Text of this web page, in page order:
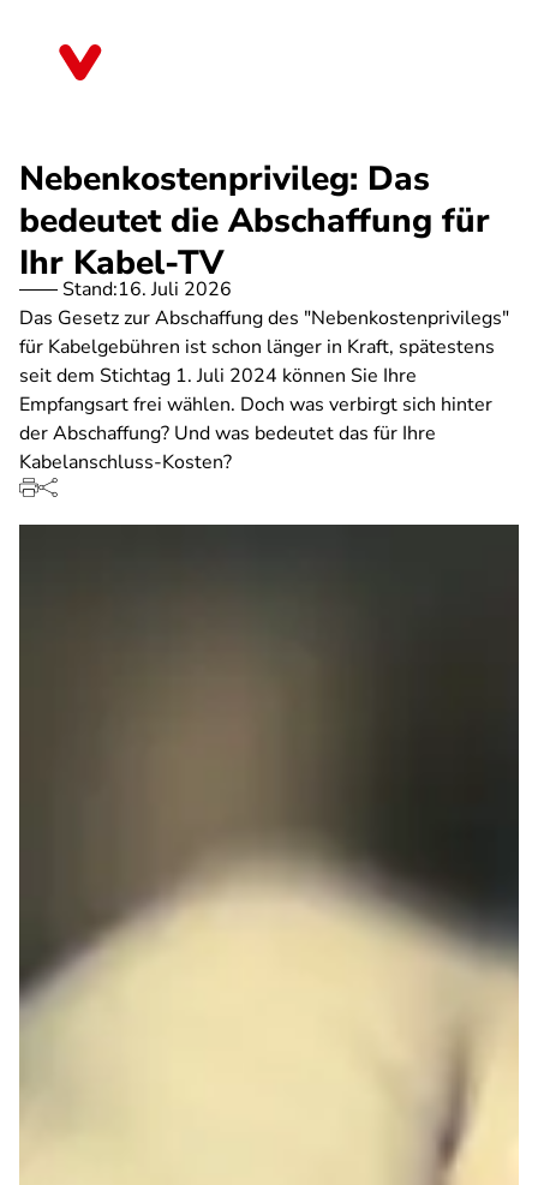
Nebenkostenprivileg: Das
bedeutet die Abschaffung für
Ihr Kabel-TV
Stand:16. Juli 2026
Das Gesetz zur Abschaffung des "Nebenkostenprivilegs"
für Kabelgebühren ist schon länger in Kraft, spätestens
seit dem Stichtag 1. Juli 2024 können Sie Ihre
Empfangsart frei wählen. Doch was verbirgt sich hinter
der Abschaffung? Und was bedeutet das für Ihre
Kabelanschluss-Kosten?